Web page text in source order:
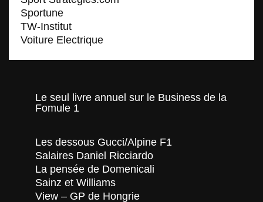
Sportune
TW-Institut
Voiture Electrique
Le seul livre annuel sur le Business de la
Fomule 1
Les dessous Gucci/Alpine F1
Salaires Daniel Ricciardo
La pensée de Domenicali
Sainz et Williams
View – GP de Hongrie